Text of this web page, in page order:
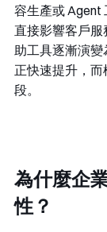
容生產或 Agent
直接影響客戶服
助工具逐漸演
正快速提升，
段。
為什麼企
性？